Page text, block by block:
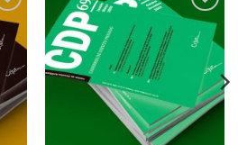
to
Add to
wishlist